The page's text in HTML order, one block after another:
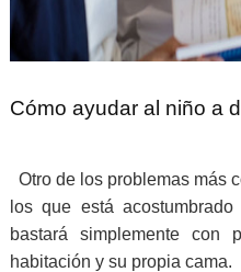
Cómo ayudar al niño a
Otro de los problemas más
los que está
bastará simplemente
habitación y su propia cama.